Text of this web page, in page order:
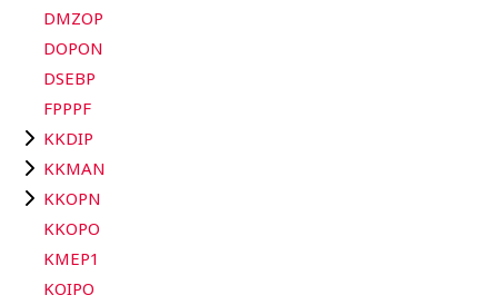
DMZOP
DOPON
DSEBP
FPPPF
KKDIP
KKMAN
KKOPN
KKOPO
KMEP1
KOIPO